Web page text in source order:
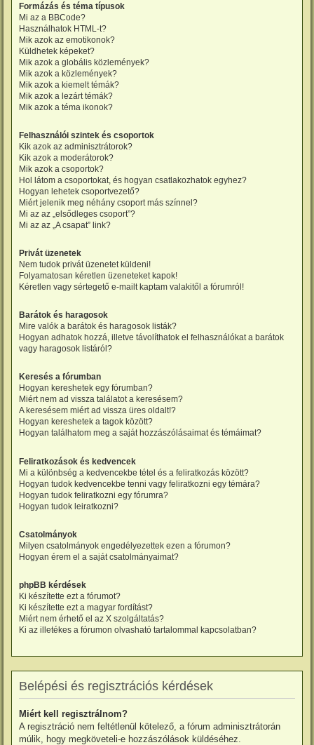
Formázás és téma típusok
Mi az a BBCode?
Használhatok HTML-t?
Mik azok az emotikonok?
Küldhetek képeket?
Mik azok a globális közlemények?
Mik azok a közlemények?
Mik azok a kiemelt témák?
Mik azok a lezárt témák?
Mik azok a téma ikonok?
Felhasználói szintek és csoportok
Kik azok az adminisztrátorok?
Kik azok a moderátorok?
Mik azok a csoportok?
Hol látom a csoportokat, és hogyan csatlakozhatok egyhez?
Hogyan lehetek csoportvezető?
Miért jelenik meg néhány csoport más színnel?
Mi az az „elsődleges csoport”?
Mi az az „A csapat” link?
Privát üzenetek
Nem tudok privát üzenetet küldeni!
Folyamatosan kéretlen üzeneteket kapok!
Kéretlen vagy sértegető e-mailt kaptam valakitől a fórumról!
Barátok és haragosok
Mire valók a barátok és haragosok listák?
Hogyan adhatok hozzá, illetve távolíthatok el felhasználókat a barátok
vagy haragosok listáról?
Keresés a fórumban
Hogyan kereshetek egy fórumban?
Miért nem ad vissza találatot a keresésem?
A keresésem miért ad vissza üres oldalt!?
Hogyan kereshetek a tagok között?
Hogyan találhatom meg a saját hozzászólásaimat és témáimat?
Feliratkozások és kedvencek
Mi a különbség a kedvencekbe tétel és a feliratkozás között?
Hogyan tudok kedvencekbe tenni vagy feliratkozni egy témára?
Hogyan tudok feliratkozni egy fórumra?
Hogyan tudok leiratkozni?
Csatolmányok
Milyen csatolmányok engedélyezettek ezen a fórumon?
Hogyan érem el a saját csatolmányaimat?
phpBB kérdések
Ki készítette ezt a fórumot?
Ki készítette ezt a magyar fordítást?
Miért nem érhető el az X szolgáltatás?
Ki az illetékes a fórumon olvasható tartalommal kapcsolatban?
Belépési és regisztrációs kérdések
Miért kell regisztrálnom?
A regisztráció nem feltétlenül kötelező, a fórum adminisztrátorán
múlik, hogy megköveteli-e hozzászólások küldéséhez.